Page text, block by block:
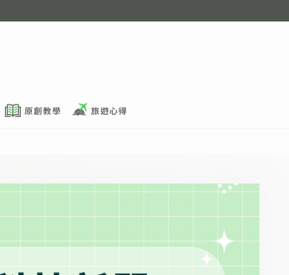
原創教學 旅遊心得